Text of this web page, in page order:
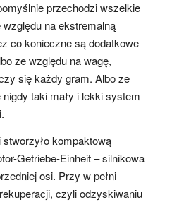
przechodzi wszelkie
na ekstremalną
co konieczne są dodatkowe
ze względu na wagę,
się każdy gram. Albo ze
taki mały i lekki system
kompaktową
Getriebe-Einheit – silnikowa
osi. Przy w pełni
czyli odzyskiwaniu